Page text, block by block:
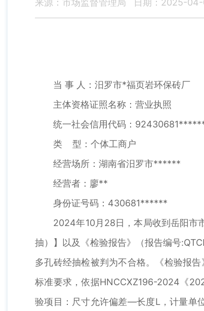
来源：市场监督管理局 日期：2025-
当 事 人：汨罗市*福页岩环保砖厂
主体资格证照名称：营业执照
统一社会信用代码：
类 型：个体工商户
经营场所：湖南省汨罗市******
经营者：廖**
身份证号码：430681******
2024年10月28日，本局收到岳阳市市
抽）】以及《检验报告》（报告编号
多孔砖经抽检被判为不合格。《检验报
标准要求，依据HNCCXZ196-2024《
验项目：尺寸允许偏差—长度L，计量单